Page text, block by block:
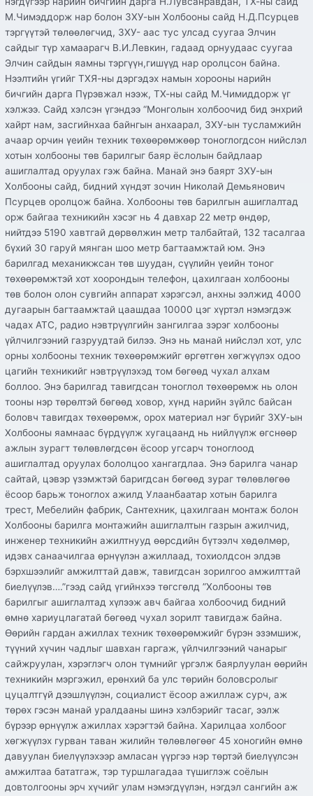
М.Чимэддорж нар болон ЗХУ-ын Холбооны сайд Н.Д.Псурцев
тэргүүтэй төлөөлөгчид, ЗХУ- аас тус улсад суугаа Элчин
сайдыг түр хамаарагч В.И.Левкин, гадаад орнуудаас суугаа
Элчин сайдын яамны тэргүүн,гишүүд нар оролцсон байна.
Нээлтийн үгийг ТХЯ-ны дэргэдэх намын хорооны нарийн
бичгийн дарга Пүрэвжал нээж, ТХ-ны сайд М.Чимиддорж үг
хэлжээ. Сайд хэлсэн үгэндээ “Монголын холбоочид бид энхрий
хайрт нам, засгийнхаа байнгын анхаарал, ЗХУ-ын тусламжийн
ачаар орчин үеийн техник төхөөрөмжөөр тоноглогдсон нийслэл
хотын холбооны төв барилгыг баяр ёслолын байдлаар
ашиглалтад оруулах гэж байна. Манай энэ баярт ЗХУ-ын
Холбооны сайд, бидний хүндэт зочин Николай Демьянович
Псурцев оролцож байна. Холбооны төв барилгын ашиглалтад
орж байгаа техникийн хэсэг нь 4 давхар 22 метр өндөр,
нийтдээ 5190 хавтгай дөрвөлжин метр талбайтай, 132 тасалгаа
бүхий 30 гаруй мянган шоо метр багтаамжтай юм. Энэ
барилгад механикжсан төв шуудан, сүүлийн үеийн тоног
төхөөрөмжтэй хот хоорондын телефон, цахилгаан холбооны
төв болон олон сувгийн аппарат хэрэгсэл, анхны ээлжид 4000
дугаарын багтаамжтай цаашдаа 10000 цэг хүртэл нэмэгдэж
чадах АТС, радио нэвтрүүлгийн зангилгаа зэрэг холбооны
үйлчилгээний газруудтай билээ. Энэ нь манай нийслэл хот, улс
орны холбооны техник төхөөрөмжийг өргөтгөн хөгжүүлэх одоо
цагийн техникийг нэвтрүүлэхэд том бөгөөд чухал алхам
боллоо. Энэ барилгад тавигдсан тоноглол төхөөрөмж нь олон
тооны нэр төрөлтэй бөгөөд ховор, хүнд нарийн зүйлс байсан
боловч тавигдах төхөөрөмж, орох материал нэг бүрийг ЗХУ-ын
Холбооны яамнаас бүрдүүлж хугацаанд нь нийлүүлж өгснөөр
ажлын зурагт төлөвлөгдсөн ёсоор угсарч тоноглоод
ашиглалтад оруулах бололцоо хангагдлаа. Энэ барилга чанар
сайтай, цэвэр үзэмжтэй баригдсан бөгөөд зураг төлөвлөгөө
ёсоор барьж тоноглох ажилд Улаанбаатар хотын барилга
трест, Мебелийн фабрик, Сантехник, цахилгаан монтаж болон
Холбооны барилга монтажийн ашиглалтын газрын ажилчид,
инженер техникийн ажилтнууд өөрсдийн бүтээлч хөдөлмөр,
идэвх санаачилгаа өрнүүлэн ажиллаад, тохиолдсон элдэв
бэрхшээлийг амжилттай давж, тавигдсан зорилгоо амжилттай
биелүүлэв….”гээд сайд үгийнхээ төгсгөлд ”Холбооны төв
барилгыг ашиглалтад хүлээж авч байгаа холбоочид бидний
өмнө хариуцлагатай бөгөөд чухал зорилт тавигдаж байна.
Өөрийн гардан ажиллах техник төхөөрөмжийг бүрэн эзэмшиж,
түүний хүчин чадлыг шавхан гаргаж, үйлчилгээний чанарыг
сайжруулан, хэрэглэгч олон түмнийг үргэлж баярлуулан өөрийн
техникийн мэргэжил, ерөнхий ба улс төрийн боловсролыг
цуцалтгүй дээшлүүлэн, социалист ёсоор ажиллаж сурч, аж
төрөх гэсэн манай уралдааны шинэ хэлбэрийг тасаг, ээлж
бүрээр өрнүүлж ажиллах хэрэгтэй байна. Харилцаа холбоог
хөгжүүлэх гурван таван жилийн төлөвлөгөөг 45 хоногийн өмнө
давуулан биелүүлэхээр амласан үүргээ нэр төртэй биелүүлсэн
амжилтаа бататгаж, тэр туршлагадаа түшиглэж соёлын
довтолгооны эрч хүчийг улам нэмэгдүүлэн, нэгдэл сангийн аж